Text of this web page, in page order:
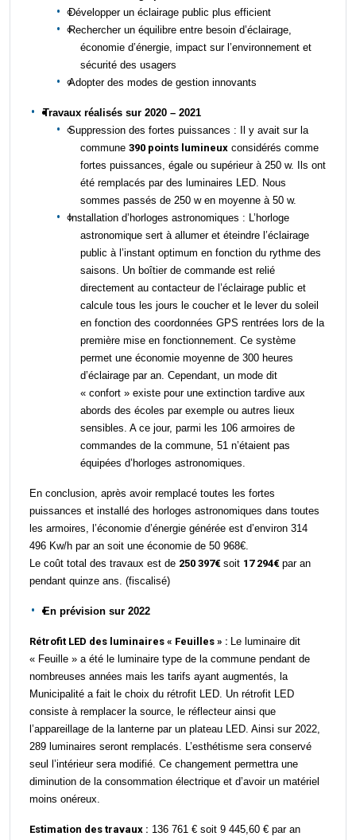
Développer un éclairage public plus efficient
Rechercher un équilibre entre besoin d’éclairage,
économie d’énergie, impact sur l’environnement et
sécurité des usagers
Adopter des modes de gestion innovants
Travaux réalisés sur 2020 – 2021
Suppression des fortes puissances :
Il y avait sur la
commune 390 points lumineux considérés comme
fortes puissances, égale ou supérieur à 250 w. Ils ont
été remplacés par des luminaires LED. Nous
sommes passés de 250 w en moyenne à 50 w.
Installation d’horloges astronomiques : L’horloge
astronomique sert à allumer et éteindre l’éclairage
public à l’instant optimum en fonction du rythme des
saisons. Un boîtier de commande est relié
directement au contacteur de l’éclairage public et
calcule tous les jours le coucher et le lever du soleil
en fonction des coordonnées GPS rentrées lors de la
première mise en fonctionnement. Ce système
permet une économie moyenne de 300 heures
d’éclairage par an. Cependant, un mode dit
« confort » existe pour une extinction tardive aux
abords des écoles par exemple ou autres lieux
sensibles. A ce jour, parmi les 106 armoires de
commandes de la commune, 51 n’étaient pas
équipées d’horloges astronomiques.
En conclusion, après avoir remplacé toutes les fortes
puissances et installé des horloges astronomiques dans toutes
les armoires, l’économie d’énergie générée est d’environ 314
496 Kw/h par an soit une économie de 50 968€.
Le coût total des travaux est de 250 397€ soit 17 294€ par an
pendant quinze ans. (fiscalisé)
En prévision sur 2022
Rétrofit LED des luminaires « Feuilles » : Le luminaire dit
« Feuille » a été le luminaire type de la commune pendant de
nombreuses années mais les tarifs ayant augmentés, la
Municipalité a fait le choix du rétrofit LED. Un rétrofit LED
consiste à remplacer la source, le réflecteur ainsi que
l’appareillage de la lanterne par un plateau LED. Ainsi sur 2022,
289 luminaires seront remplacés. L’esthétisme sera conservé
seul l’intérieursera modifié. Ce changement permettra une
diminution de la consommation électrique et d’avoir un matériel
moins onéreux.
Estimation des travaux : 136 761 € soit 9 445,60 € par an